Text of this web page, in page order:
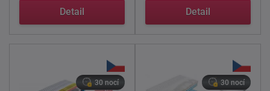
Detail Detail
30 nocí 30 nocí